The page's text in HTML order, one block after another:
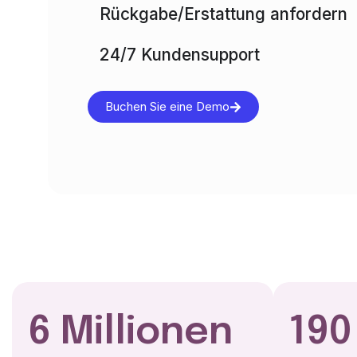
Rückgabe/Erstattung anfordern
24/7 Kundensupport
Buchen Sie eine Demo
6 Millionen 190